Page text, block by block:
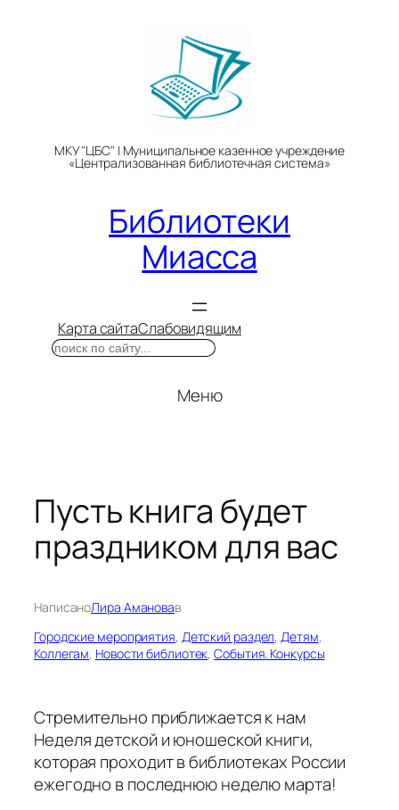
МКУ "ЦБС" | Муниципальное казенное учреждение
«Централизованная библиотечная система»
Библиотеки
Миасса
Карта сайтаСлабовидящим
Поиск
Меню
Пусть книга будет
праздником для вас
НаписаноЛира Амановав
Городские мероприятия, Детский раздел, Детям
Коллегам, Новости библиотек, События. Конкурсы
Стремительно приближается к нам
Неделя детской и юношеской книги,
которая проходит в библиотеках России
ежегодно в последнюю неделю марта!